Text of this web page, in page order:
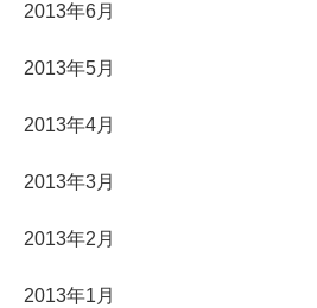
2013年6月
2013年5月
2013年4月
2013年3月
2013年2月
2013年1月